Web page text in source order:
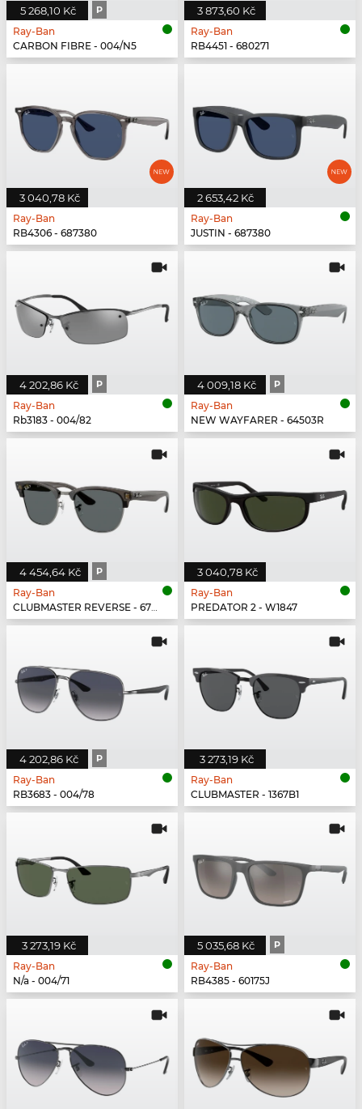
5 268,10 Kč P
Ray-Ban
CARBON FIBRE - 004/N5
3 873,60 Kč
Ray-Ban
RB4451 - 680271
3 040,78 Kč
Ray-Ban
RB4306 - 687380
2 653,42 Kč
Ray-Ban
JUSTIN - 687380
4 202,86 Kč P
Ray-Ban
Rb3183 - 004/82
4 009,18 Kč P
Ray-Ban
NEW WAYFARER - 64503R
4 454,64 Kč P
Ray-Ban
CLUBMASTER REVERSE - 670781
3 040,78 Kč
Ray-Ban
PREDATOR 2 - W1847
4 202,86 Kč P
Ray-Ban
RB3683 - 004/78
3 273,19 Kč
Ray-Ban
CLUBMASTER - 1367B1
3 273,19 Kč
Ray-Ban
N/a - 004/71
5 035,68 Kč P
Ray-Ban
RB4385 - 60175J